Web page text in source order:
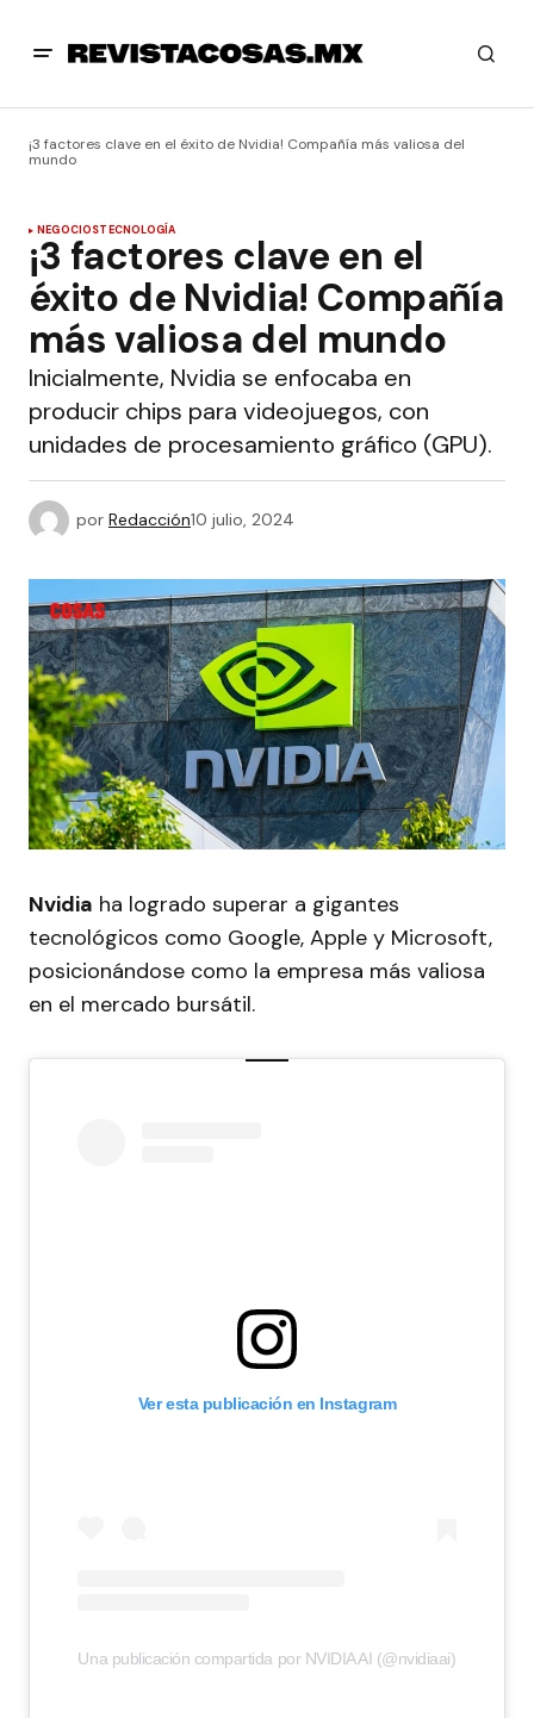
¡3 factores clave en el éxito de Nvidia! Compañía más valiosa del
mundo
NEGOCIOSTECNOLOGÍA
¡3 factores clave en el
éxito de Nvidia! Compañía
más valiosa del mundo
Inicialmente, Nvidia se enfocaba en
producir chips para videojuegos, con
unidades de procesamiento gráfico (GPU).
por Redacción10 julio, 2024
Nvidia ha logrado superar a gigantes
tecnológicos como Google, Apple y Microsoft,
posicionándose como la empresa más valiosa
en el mercado bursátil.
Ver esta publicación en Instagram
Una publicación compartida por NVIDIA AI (@nvidiaai)